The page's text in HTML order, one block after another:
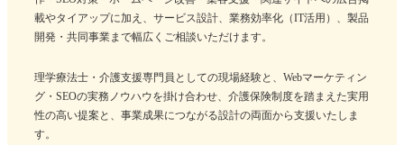
載やタイアップに加え、サービス設計、業務効率化（IT活用）、製品
開発・共同事業まで幅広くご相談いただけます。
理学療法士・介護支援専門員としての現場経験と、Webマーケティン
グ・SEOの実務ノウハウを掛け合わせ、介護保険制度を踏まえた実用
性の高い提案と、事業成果につながる設計の両面から支援いたしま
す。